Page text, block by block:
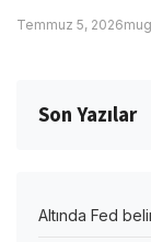
Temmuz 5, 2026
Son Yazılar
Altında Fed